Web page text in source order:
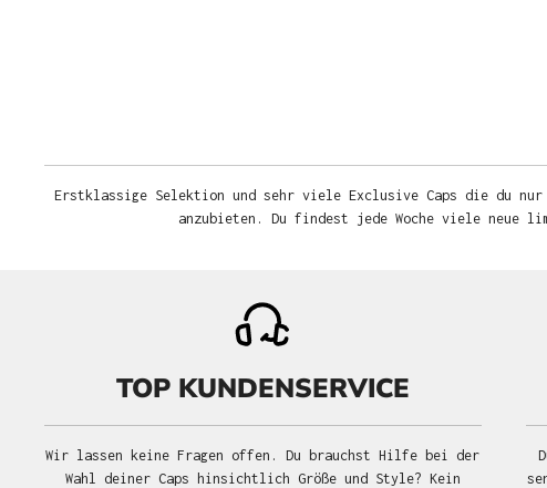
Erstklassige Selektion und sehr viele Exclusive Caps die du nur
anzubieten. Du findest jede Woche viele neue
TOP KUNDENSERVICE
Wir lassen keine Fragen offen. Du brauchst Hilfe bei der
Wahl deiner Caps hinsichtlich Größe und Style? Kein